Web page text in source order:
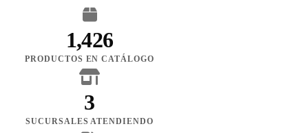
1,426
PRODUCTOS EN CATÁLOGO
3
SUCURSALES ATENDIENDO